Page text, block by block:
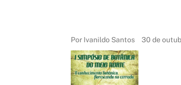
Por Ivanildo Santos 30 de